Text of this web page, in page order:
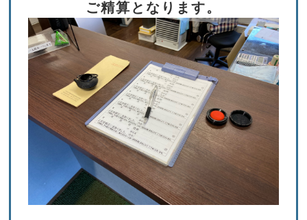
ご精算となります。